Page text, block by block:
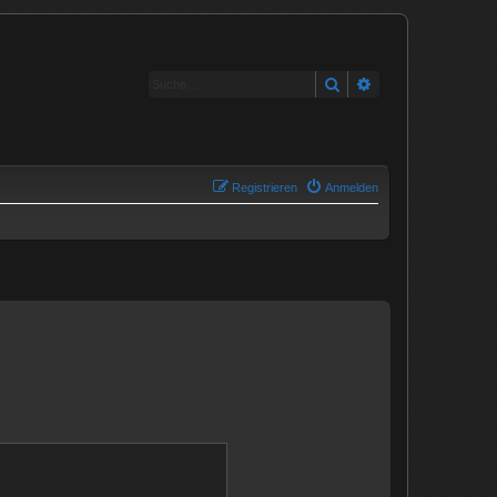
Suche
Anmelden
Registrieren